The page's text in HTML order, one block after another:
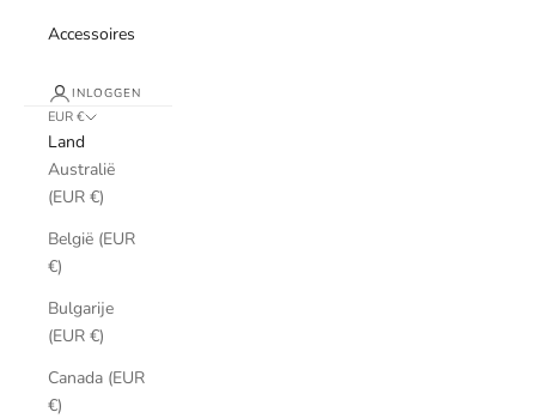
Accessoires
INLOGGEN
EUR €
Land
Australië
(EUR €)
België (EUR
€)
Bulgarije
(EUR €)
Canada (EUR
€)